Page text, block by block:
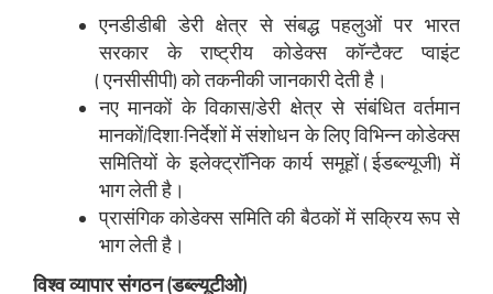
एनडीडीबी डेरी क्षेत्र से संबद्ध पहलुओं पर भारत
सरकार के राष्ट्रीय कोडेक्स कॉन्टैक्ट प्वाइंट
(एनसीसीपी) को तकनीकी जानकारी देती है।
नए मानकों के विकास/डेरी क्षेत्र से संबंधित वर्तमान
मानकों/दिशा-निर्देशों में संशोधन के लिए विभिन्न कोडेक्स
समितियों के इलेक्ट्रॉनिक कार्य समूहों (ईडब्ल्यूजी) में
भाग लेती है।
प्रासंगिक कोडेक्स समिति की बैठकों में सक्रिय रूप से
भाग लेती है।
विश्व व्यापार संगठन (डब्ल्यूटीओ)